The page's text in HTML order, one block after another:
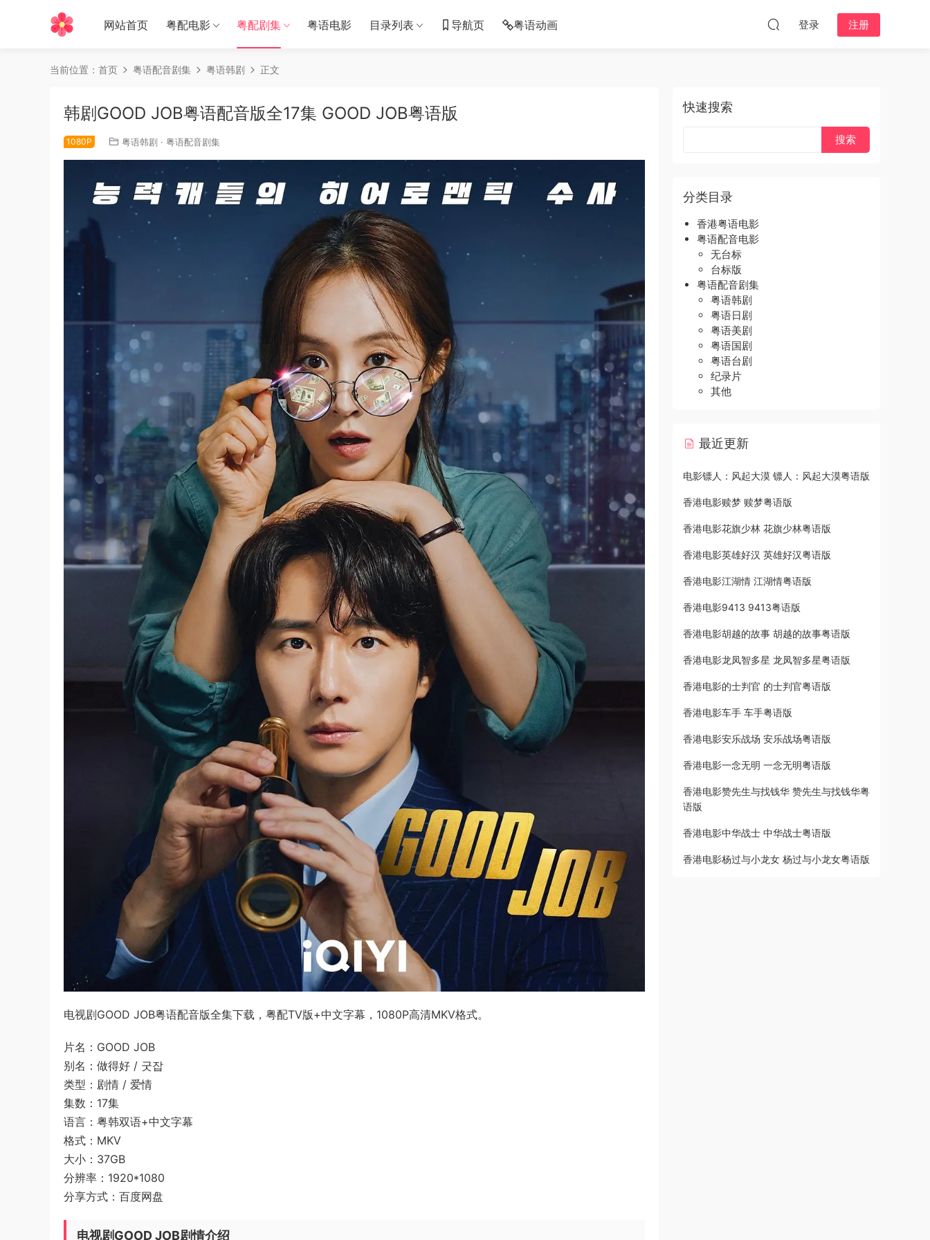
网站首页 粤配电影 粤配剧集 粤语电影 目录列表 导航页 粤语动画 登录 注册
当前位置： 首页 粤语配音剧集 粤语韩剧 正文
韩剧GOOD JOB粤语配音版全17集 GOOD JOB粤语版
1080P 粤语韩剧 · 粤语配音剧集
电视剧GOOD JOB粤语配音版全集下载，粤配TV版+中文字幕，1080P高清MKV格式。
片名：GOOD JOB
别名：做得好 / 굿잡
类型：剧情 / 爱情
集数：17集
语言：粤韩双语+中文字幕
格式：MKV
大小：37GB
分辨率：1920*1080
分享方式：百度网盘
电视剧GOOD JOB剧情介绍
快速搜索
分类目录
香港粤语电影
粤语配音电影
无台标
台标版
粤语配音剧集
粤语韩剧
粤语日剧
粤语美剧
粤语国剧
粤语台剧
纪录片
其他
最近更新
电影镖人：风起大漠 镖人：风起大漠粤语版
香港电影赎梦 赎梦粤语版
香港电影花旗少林 花旗少林粤语版
香港电影英雄好汉 英雄好汉粤语版
香港电影江湖情 江湖情粤语版
香港电影9413 9413粤语版
香港电影胡越的故事 胡越的故事粤语版
香港电影龙凤智多星 龙凤智多星粤语版
香港电影的士判官 的士判官粤语版
香港电影车手 车手粤语版
香港电影安乐战场 安乐战场粤语版
香港电影一念无明 一念无明粤语版
香港电影赞先生与找钱华 赞先生与找钱华粤
语版
香港电影中华战士 中华战士粤语版
香港电影杨过与小龙女 杨过与小龙女粤语版